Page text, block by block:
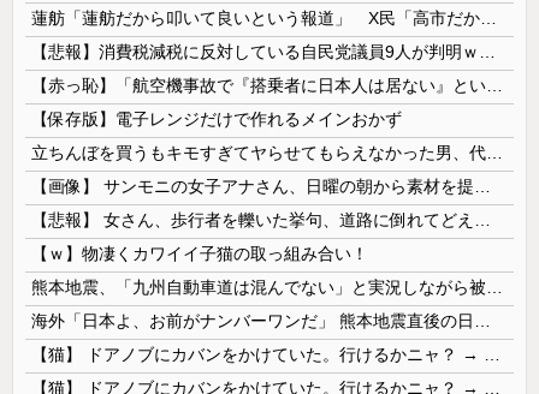
【保存版】電子レンジだけで作れるメインおかず
【ｗ】物凄くカワイイ子猫の取っ組み合い！